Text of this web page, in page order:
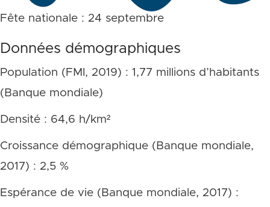
Fête nationale : 24 septembre
Données démographiques
Population (FMI, 2019) : 1,77 millions d’habitants
(Banque mondiale)
Densité : 64,6 h/km²
Croissance démographique (Banque mondiale,
2017) : 2,5 %
Espérance de vie (Banque mondiale, 2017) :